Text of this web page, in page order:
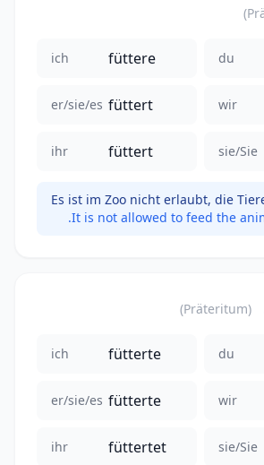
ich füttere du
er/sie/es füttert wir
ihr füttert sie/Sie
Es ist im Zoo nicht erlaubt, die
It is not allowed to feed the
(Präteritum)
ich fütterte du
er/sie/es fütterte wir
ihr füttertet sie/Sie